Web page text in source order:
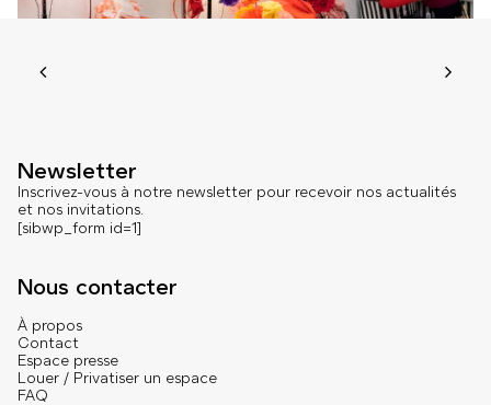
Newsletter
Inscrivez-vous à notre newsletter pour recevoir nos actualités
et nos invitations.
[sibwp_form id=1]
Nous contacter
À propos
Contact
Espace presse
Louer / Privatiser un espace
FAQ